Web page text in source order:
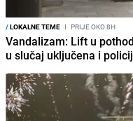
/LOKALNE TEME I PRIJE OKO 8H
Vandalizam: Lift u
u slučaj uključena i